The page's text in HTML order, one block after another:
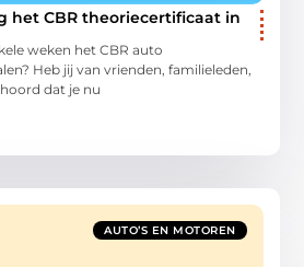
het CBR theoriecertificaat in
weken het CBR auto
Heb jij van vrienden, familieleden,
dat je nu
AUTO’S EN MOTOREN